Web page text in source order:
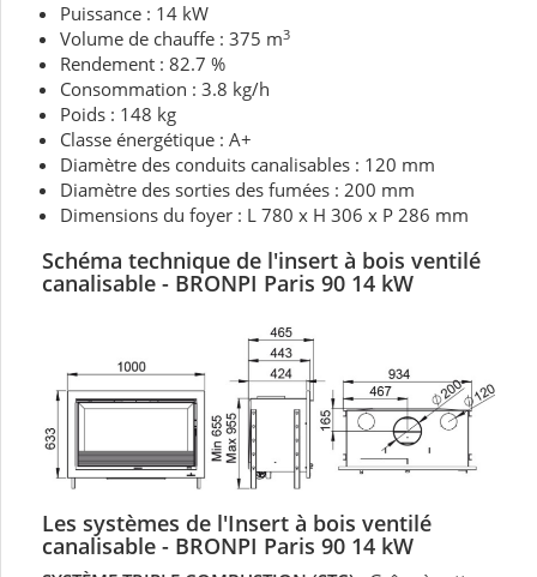
Puissance : 14 kW
Volume de chauffe : 375 m3
Rendement : 82.7 %
Consommation : 3.8 kg/h
Poids : 148 kg
Classe énergétique : A+
Diamètre des conduits canalisables : 120 mm
Diamètre des sorties des fumées : 200 mm
Dimensions du foyer : L 780 x H 306 x P 286 mm
Schéma technique de l'insert à bois ventilé
canalisable - BRONPI Paris 90 14 kW
Les systèmes de l'Insert à bois ventilé
canalisable - BRONPI Paris 90 14 kW